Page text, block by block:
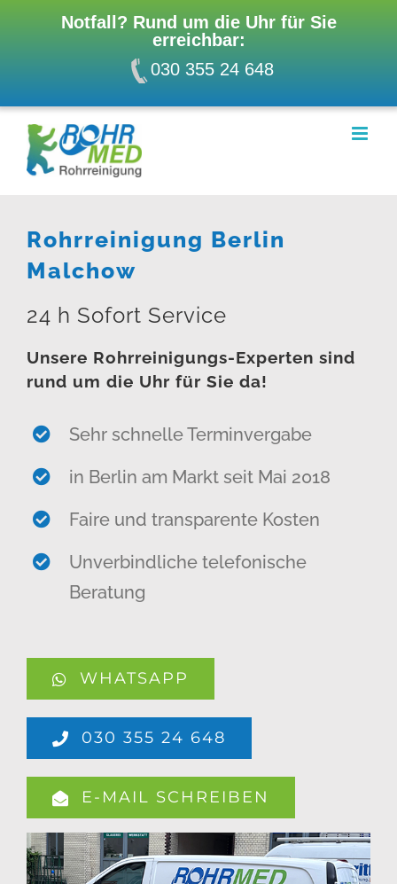
Notfall? Rund um die Uhr für Sie
erreichbar:
030 355 24 648
Inhalt
springen
Rohrreinigung Berlin
Malchow
24 h Sofort Service
Unsere Rohrreinigungs-Experten sind
rund um die Uhr für Sie da!
Sehr schnelle Terminvergabe
in Berlin am Markt seit Mai 2018
Faire und transparente Kosten
Unverbindliche telefonische
Beratung
WHATSAPP
030 355 24 648
E-MAIL SCHREIBEN